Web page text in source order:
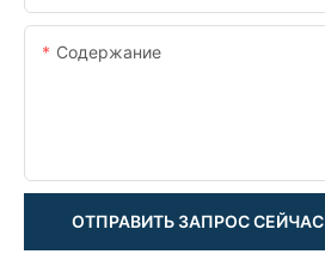
Содержание
ОТПРАВИТЬ ЗАПРОС СЕЙЧАС